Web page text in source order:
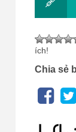
ích!
Chia sẻ